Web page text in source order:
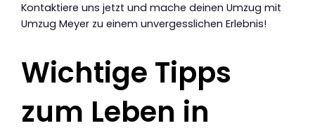
Kontaktiere uns jetzt und mache deinen Umzug mit
Umzug Meyer zu einem unvergesslichen Erlebnis!
Wichtige Tipps
zum Leben in